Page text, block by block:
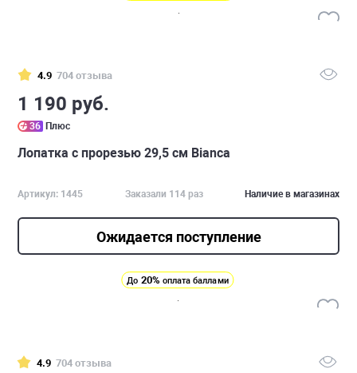
4.9 704 отзыва
1 190 руб.
36 Плюс
Лопатка с прорезью 29,5 см Bianca
Артикул: 1445 Заказали 114 раз Наличие в магазинах
Ожидается поступление
До 20% оплата баллами
4.9 704 отзыва